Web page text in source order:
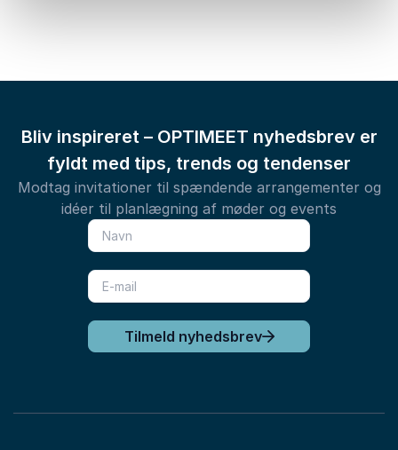
Bliv inspireret – OPTIMEET nyhedsbrev er
fyldt med tips, trends og tendenser
Modtag invitationer til spændende arrangementer og
idéer til planlægning af møder og events
Tilmeld nyhedsbrev